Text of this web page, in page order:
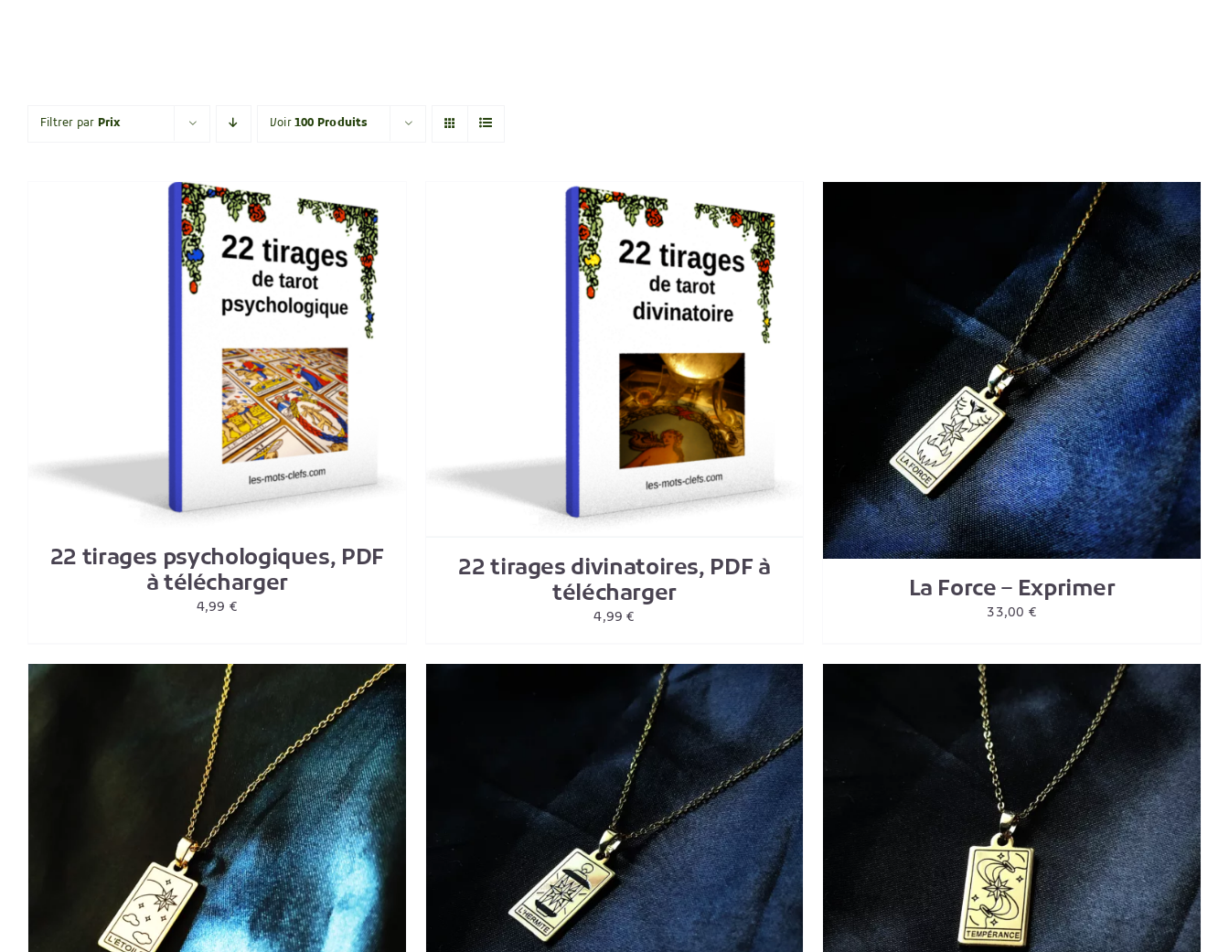
Filtrer par Prix Voir100 Produits
22 tirages psychologiques, PDF
à télécharger
4,99 €
AJOUTER AU PANIER / DETAILS
22 tirages divinatoires, PDF à
télécharger
4,99€
AJOUTER AU PANIER / DETAILS
La Force – Exprimer
33,00 €
AJOUTER AU PANIER / DETAILS AJOUTER AU PANIER / DETAILS